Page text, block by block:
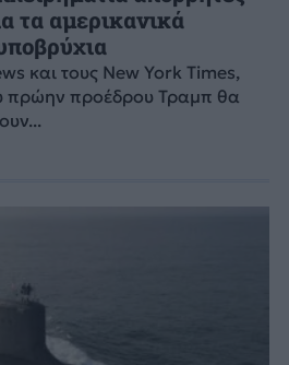
τα αμερικανικά
και τους New York Times,
πρώην προέδρου Τραμπ θα